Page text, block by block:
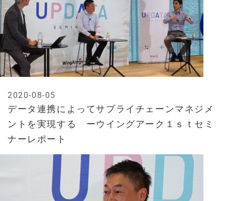
データ連携によってサプライチェーンマネジメ
ントを実現する ーウイングアーク１ｓｔセミ
ナーレポート
2020-08-05